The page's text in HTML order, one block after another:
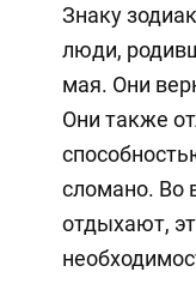
Знаку
люди,
мая. Они
Они также
сломано. Во
отдыхают,